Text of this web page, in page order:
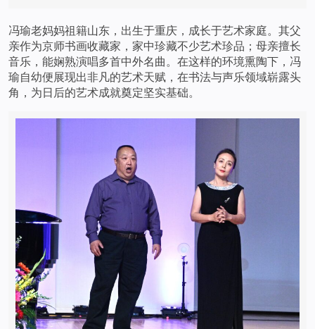
冯瑜老妈妈祖籍山东，出生于重庆，成长于艺术家庭。其父
亲作为京师书画收藏家，家中珍藏不少艺术珍品；母亲擅长
音乐，能娴熟演唱多首中外名曲。在这样的环境熏陶下，冯
瑜自幼便展现出非凡的艺术天赋，在书法与声乐领域崭露头
角，为日后的艺术成就奠定坚实基础。